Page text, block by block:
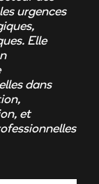
urgences
Elle
dans
et